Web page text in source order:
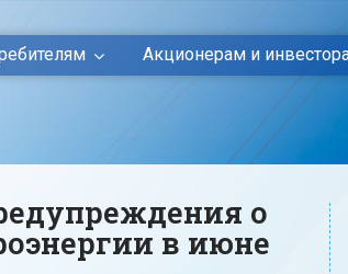
Акционерам и
о
в июне